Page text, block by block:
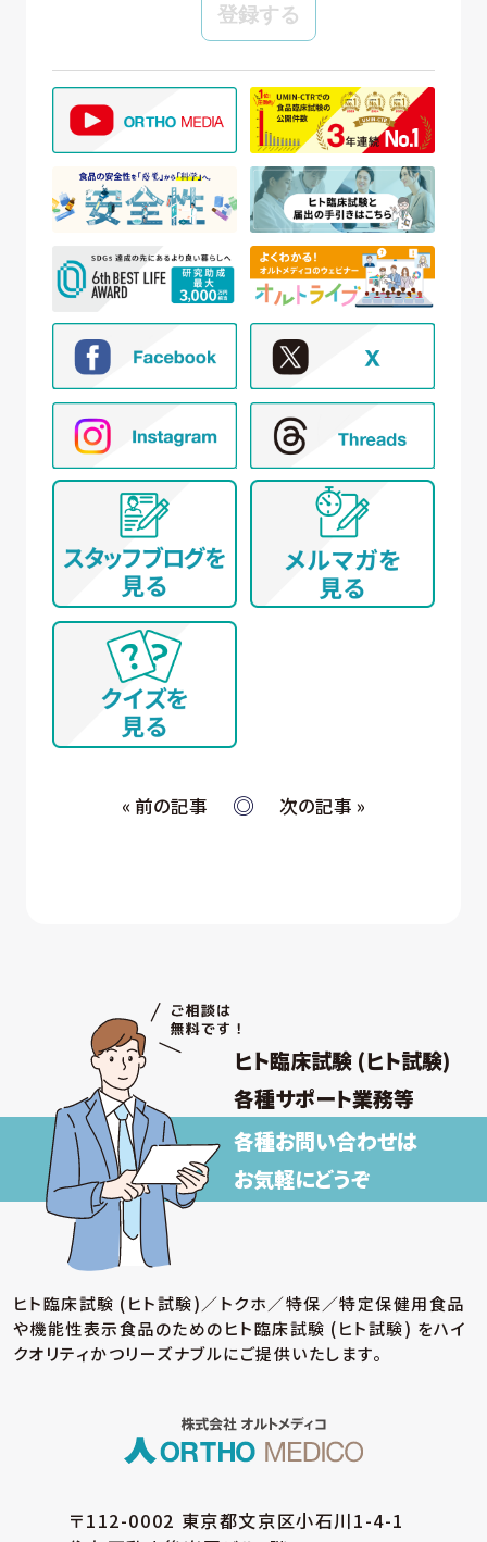
当社では、個人情報の保護管理者として個人情報保
護管理者を任命し、個人情報保護法、その他関連す
【個人情報の取得と利用目的】
当社は、以下の場合に個人情報を取得、および利用
いたします。
(ア) モニター試験に参加頂く方の個人情報について
① WEBサイトの運営管理 (メールマガジン配
信、対象者の抽出を含む)
② 新規モニター試験の参加者募集および管理
③ モニター試験参加者への条件確認、連絡
④ モニター試験参加者への謝礼の支払い
⑤ モニター様からのお問い合わせ・ご要望への
対応
⑥ アンケートによる調査
⑦ 統計的な集計・分析、新規サービスの検討や
提案（データを公表する際は個人が特定でき
ないように配慮いたします）
(イ) 弊社とお取引き又は提携する企業、施設、団体
等 に所属する方から、WEBサイト、名刺交換
(WEB上を含む)、開催イベント、その他当社所定
の手続きを通じて取得する個人情報について
① WEBサイトの運営管理 (メールマガジン配
信、対象者の抽出を含む)
② 各種お問合せ・ご要望への対応
③ 商談・打ち合わせ・契約の履行
(ウ) 従業員・役員 (過去に従業員・役員であった者を
与支払その他の労務管理
③ 福利厚生、教育研修、安全衛生管理
取得した個人情報について上記以外の目的外
利用を行わず、またそのための措置を講じます。
【保有個人データの安全管理のために講じた
措置】
当社では個人情報保護法に基づき、保有個人データ
の安全管理のために、以下の措置を講じています。
(ア) 個人情報保護方針の策定
係法令等の遵守」、「個人情報の取得・利用・提
供」、「個人情報の取得元」、「質問および苦情相
談の窓口」等についての個人情報保護方針を策
取得・入力、利用・加工、保管・保存、移送・送信、
消去・廃棄等の段階ごとに、取扱方法、管理者・
取扱規程を策定しています。また、個人データの
安全管理、取扱状況の点検及び監査、外部委託
« 前の記事 次の記事 »
ヒト臨床試験 (ヒト試験)
各種サポート業務等
各種お問い合わせは
お気軽にどうぞ
ヒト臨床試験 (ヒト試験)／トクホ／特保／特定保健用食品
や機能性表示食品のためのヒト臨床試験 (ヒト試験) をハイ
クオリティかつリーズナブルにご提供いたします。
〒112-0002 東京都文京区小石川1-4-1